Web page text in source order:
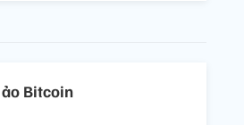
Bitcoin